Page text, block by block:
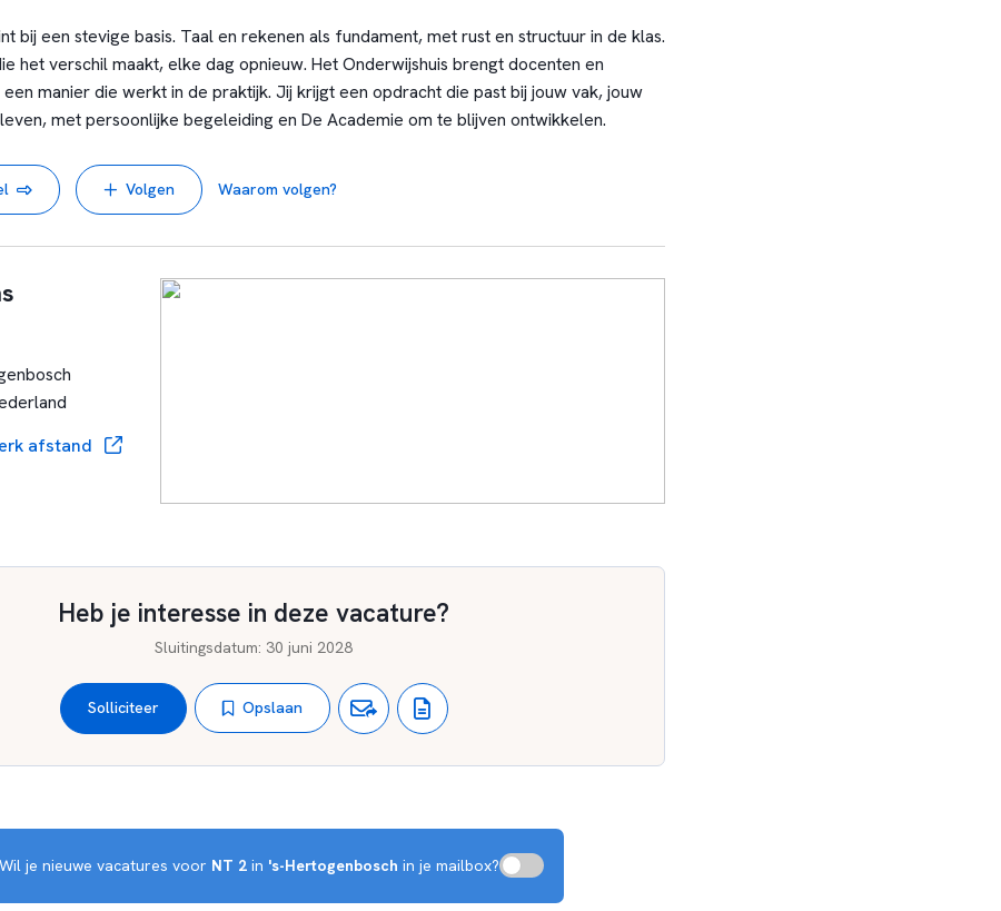
Pleion, Nieuw / natuurlijk /
conceptueel leren,
Gepersonaliseerd leren,
IPC, Jeelo,
bij een stevige basis. Taal en rekenen als fundament, met rust en structuur in de klas.
het verschil maakt, elke dag opnieuw. Het Onderwijshuis brengt docenten en
manier die werkt in de praktijk. Jij krijgt een opdracht die past bij jouw vak, jouw
met persoonlijke begeleiding en De Academie om te blijven ontwikkelen.
Volgen Waarom volgen?
afstand
Heb je interesse in deze vacature?
Sluitingsdatum: 30 juni 2028
Solliciteer Opslaan
Wil je nieuwe vacatures voor NT 2 in 's-Hertogenbosch in je mailbox?